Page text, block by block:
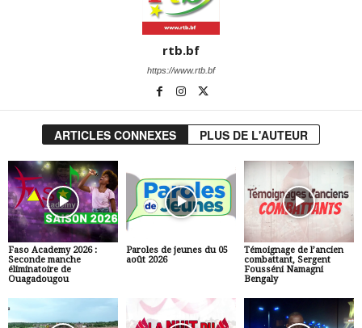
rtb.bf
https://www.rtb.bf
ARTICLES CONNEXES PLUS DE L'AUTEUR
Faso Academy 2026 :
Seconde manche
éliminatoire de
Ouagadougou
Paroles de jeunes du 05
août 2026
Témoignage de l’ancien
combattant, Sergent
Fousséni Namagni
Bengaly